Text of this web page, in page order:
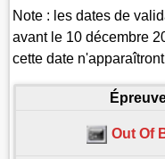
Note : les dates de
avant le 10 décembre
cette date
Out Of